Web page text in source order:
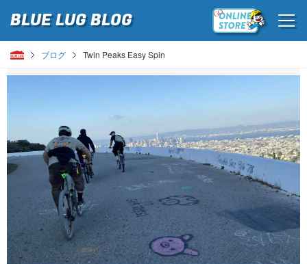
BLUE LUGBLOG
ブログ Twin Peaks Easy Spin